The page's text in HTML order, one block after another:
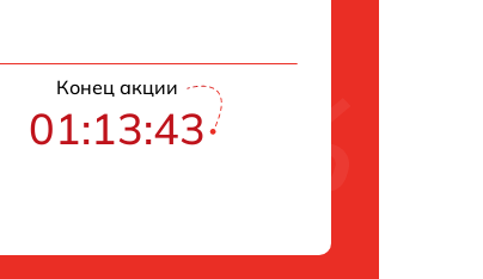
Конец акции
01:13:42